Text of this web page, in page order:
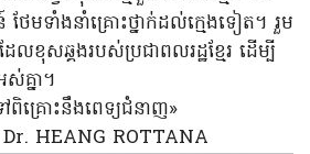
ែមទាំងនាំគ្រោះថ្នាក់ដល់ក្មេងទៀត។ រួម
ខុសឆ្គងរបស់ប្រជាពលរដ្ឋខ្មែរ ដើម្បី
គ្នា។
ពិគ្រោះនឹងពេទ្យជំនាញ»
Dr. HEANG ROTTANA